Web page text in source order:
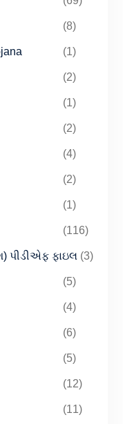
(8)
(1)
(2)
(1)
(2)
(4)
(2)
(1)
(116)
પીડીએફ ફાઇલ(3)
(5)
(4)
(6)
(5)
(12)
(11)